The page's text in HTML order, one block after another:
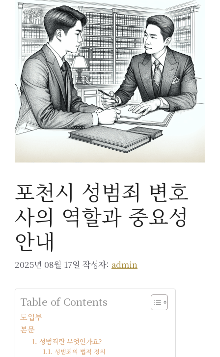
포천시 성범죄 변호
사의 역할과 중요성
안내
2025년 08월 17일 작성자: admin
Table of Contents
도입부
본문
1. 성범죄란 무엇인가요?
1.1. 성범죄의 법적 정의